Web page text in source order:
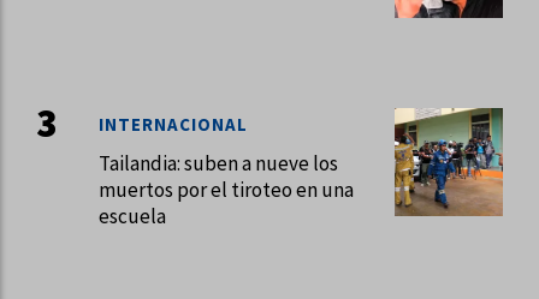
Tailandia: suben a nueve los
muertos por el tiroteo en una
escuela
INTERNACIONAL